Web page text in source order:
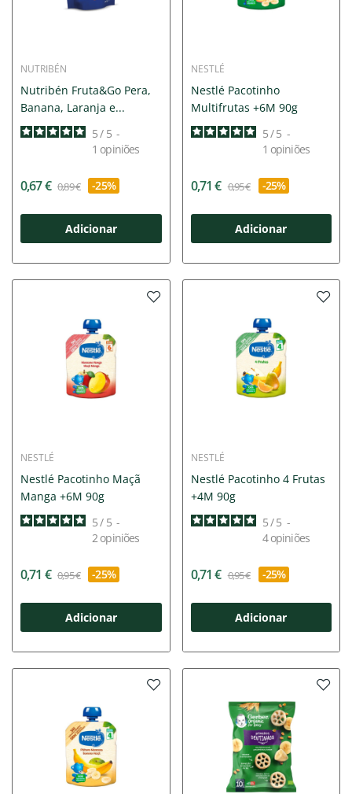
NUTRIBÉN
Nutribén Fruta&Go Pera,
Banana, Laranja e...
5/ 5 -
1 opiniões
0,67 € 0,89 € -25%
Adicionar
NESTLÉ
Nestlé Pacotinho
Multifrutas +6M 90g
5/ 5 -
1 opiniões
0,71 € 0,95 € -25%
Adicionar
NESTLÉ
Nestlé Pacotinho Maçã
Manga +6M 90g
5/ 5 -
2 opiniões
0,71 € 0,95 € -25%
Adicionar
NESTLÉ
Nestlé Pacotinho 4 Frutas
+4M 90g
5/ 5 -
4opiniões
0,71 € 0,95 € -25%
Adicionar